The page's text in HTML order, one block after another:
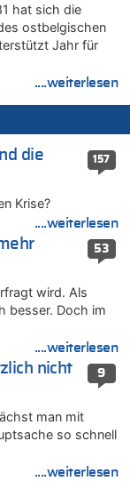
hinter den
hinter den
hinter den
und gewinnt
und gewinnt
Jähriger gefasst
hinter den
amtlich
hinter den
hat sich die
ostbelgischen
Jahr für
....weiterlesen
157
die
Krise?
....weiterlesen
53
wird. Als
besser. Doch im
....weiterlesen
9
nicht
man mit
so schnell
....weiterlesen